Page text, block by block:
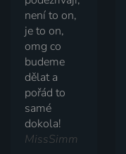
není to on,
je to on,
omg co
budeme
dělat a
pořád to
samé
dokola!
MissSimm